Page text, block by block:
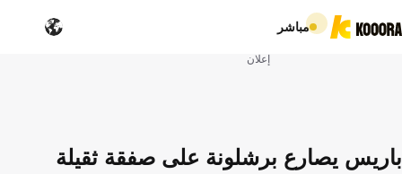
مباشر
إعلان
باريس يصارع برشلونة على صفقة ثقيلة